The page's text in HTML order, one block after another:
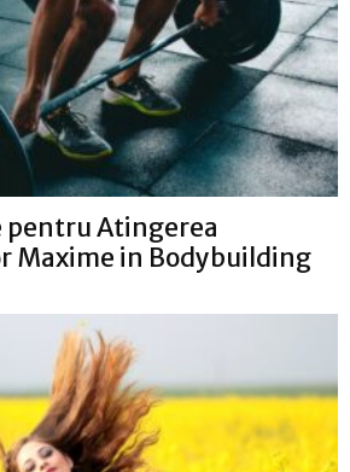
pentru Atingerea
Maxime in Bodybuilding